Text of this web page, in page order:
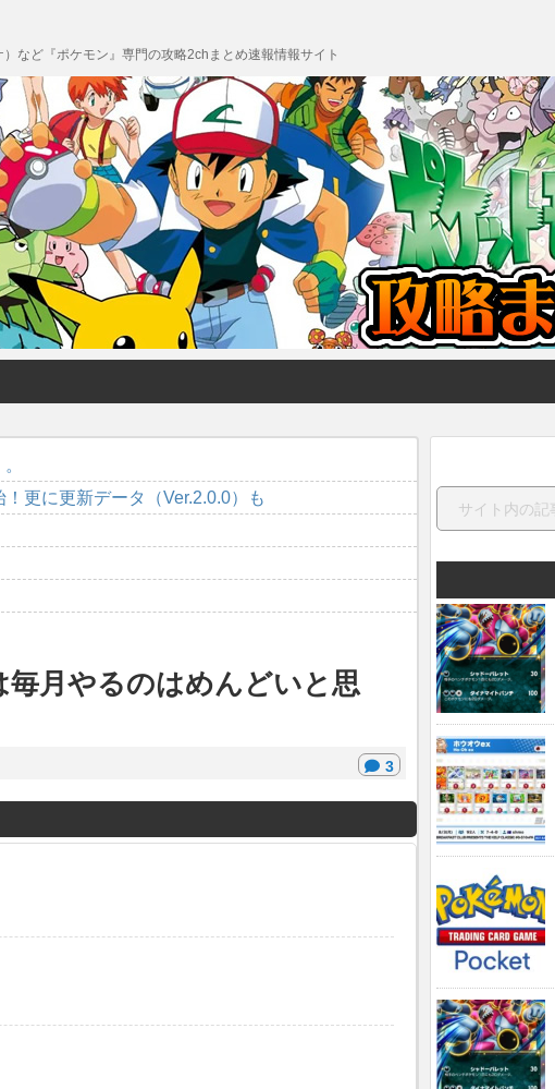
など『ポケモン』専門の攻略2chまとめ速報情報サイト
更に更新データ（Ver.2.0.0）も
毎月やるのはめんどいと思
3